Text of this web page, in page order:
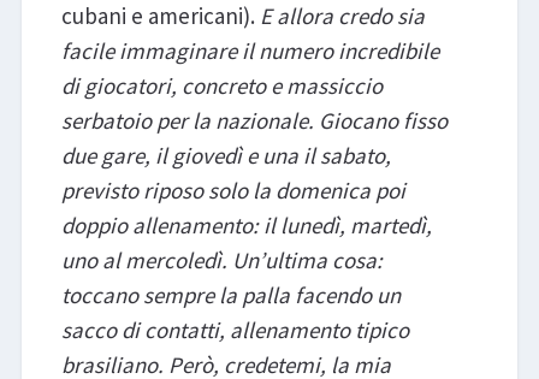
cubani e americani).E allora credo sia
facile immaginare il numero incredibile
di giocatori, concreto e massiccio
serbatoio per la nazionale. Giocano fisso
due gare, il giovedì e una il sabato,
previsto riposo solo la domenica poi
doppio allenamento: il lunedì, martedì,
uno al mercoledì. Un’ultima cosa:
toccano sempre la palla facendo un
sacco di contatti, allenamento tipico
brasiliano. Però, credetemi, la mia